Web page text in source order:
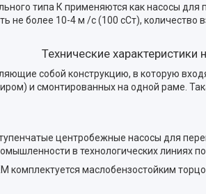
типа К применяются как насосы
не более 10-4 м /с (100 сСт),
Технические характеристики
собой конструкцию, в которую
и смонтированных на одной раме.
центробежные насосы для
в технологических линиях
комплектуется маслобензостойким